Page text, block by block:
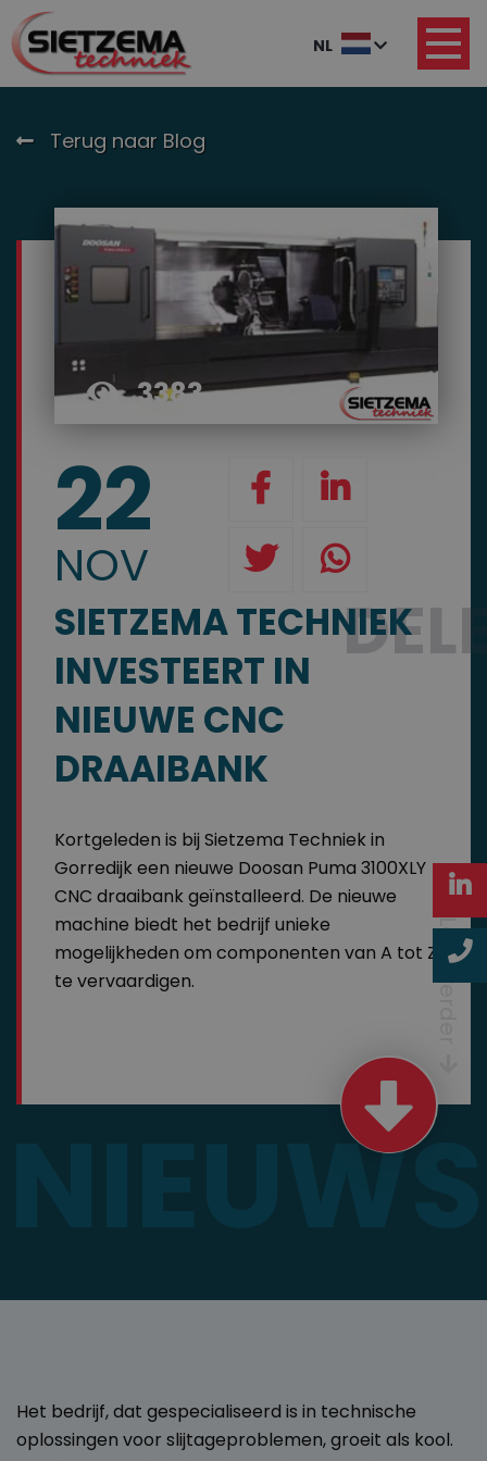
Terug naar Blog
3383
22
NOV
SIETZEMA TECHNIEK
INVESTEERT IN
NIEUWE CNC
DRAAIBANK
Kortgeleden is bij Sietzema Techniek in
Gorredijk een nieuwe Doosan Puma 3100XLY
CNC draaibank geïnstalleerd. De nieuwe
machine biedt het bedrijf unieke
mogelijkheden om componenten van A tot Z
te vervaardigen.
Lees verder
NIEUWS
Het bedrijf, dat gespecialiseerd is in technische
oplossingen voor slijtageproblemen, groeit als kool.
NL